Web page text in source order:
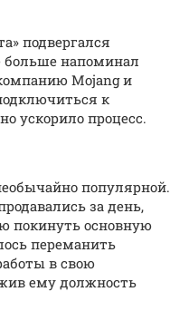
подвергался
больше напоминал
Mojang и
к
ускорило процесс.
популярной.
за день,
покинуть основную
переманить
в свою
ему должность